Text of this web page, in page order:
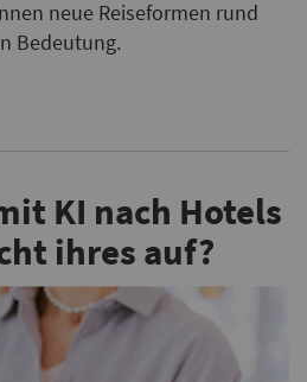
neue Reiseformen rund
Bedeutung.
KI nach Hotels
ihres auf?